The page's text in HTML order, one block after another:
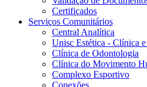
Certificados
Serviços Comunitários
Central Analítica
Unisc Estética - Clínica e
Clínica de Odontologia
Clínica do Movimento
Complexo Esportivo
Conexões